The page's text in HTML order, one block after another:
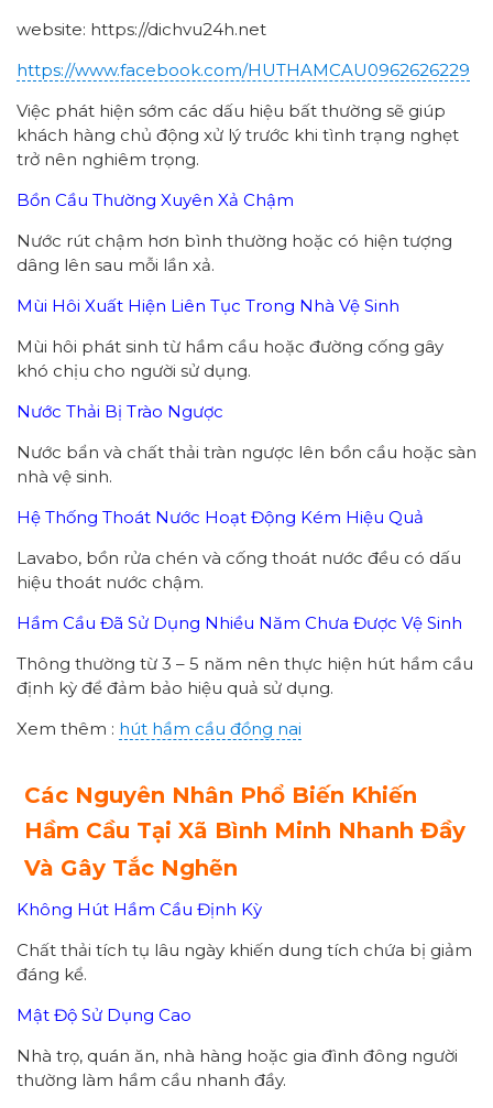
website: https://dichvu24h.net
https://www.facebook.com/HUTHAMCAU0962626229
Việc phát hiện sớm các dấu hiệu bất thường sẽ giúp
khách hàng chủ động xử lý trước khi tình trạng nghẹt
trở nên nghiêm trọng.
Bồn Cầu Thường Xuyên Xả Chậm
Nước rút chậm hơn bình thường hoặc có hiện tượng
dâng lên sau mỗi lần xả.
Mùi Hôi Xuất Hiện Liên Tục Trong Nhà Vệ Sinh
Mùi hôi phát sinh từ hầm cầu hoặc đường cống gây
khó chịu cho người sử dụng.
Nước Thải Bị Trào Ngược
Nước bẩn và chất thải tràn ngược lên bồn cầu hoặc sàn
nhà vệ sinh.
Hệ Thống Thoát Nước Hoạt Động Kém Hiệu Quả
Lavabo, bồn rửa chén và cống thoát nước đều có dấu
hiệu thoát nước chậm.
Hầm Cầu Đã Sử Dụng Nhiều Năm Chưa Được Vệ Sinh
Thông thường từ 3 – 5 năm nên thực hiện hút hầm cầu
định kỳ để đảm bảo hiệu quả sử dụng.
Xem thêm : hút hầm cầu đồng nai
Các Nguyên Nhân Phổ Biến Khiến
Hầm Cầu Tại Xã Bình Minh Nhanh Đầy
Và Gây Tắc Nghẽn
Không Hút Hầm Cầu Định Kỳ
Chất thải tích tụ lâu ngày khiến dung tích chứa bị giảm
đáng kể.
Mật Độ Sử Dụng Cao
Nhà trọ, quán ăn, nhà hàng hoặc gia đình đông người
thường làm hầm cầu nhanh đầy.